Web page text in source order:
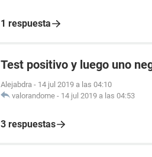
1 respuesta
Test positivo y luego uno
Alejabdra - 14 jul 2019 a las 04:10
valorandome - 14 jul 2019 a las 04:53
3 respuestas